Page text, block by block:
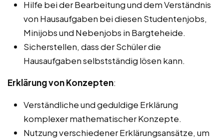
Hilfe bei der Bearbeitung und dem Verständnis
von Hausaufgaben bei diesen Studentenjobs,
Minijobs und Nebenjobs in Bargteheide.
Sicherstellen, dass der Schüler die
Hausaufgaben selbstständig lösen kann.
Erklärung von Konzepten:
Verständliche und geduldige Erklärung
komplexer mathematischer Konzepte.
Nutzung verschiedener Erklärungsansätze, um